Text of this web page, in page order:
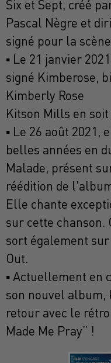
Six et Sept, créé
Pascal Nègre et
signé pour la
▪ Le 21 janvier
signé Kimberose,
Kimberly Rose
Kitson Mills en
▪ Le 26 août
belles années en
Malade, présent
réédition de
Elle chante
sur cette chanson.
sort également
Out.
▪ Actuellement en
son nouvel album,
retour avec le rétro
Made Me Pray” !